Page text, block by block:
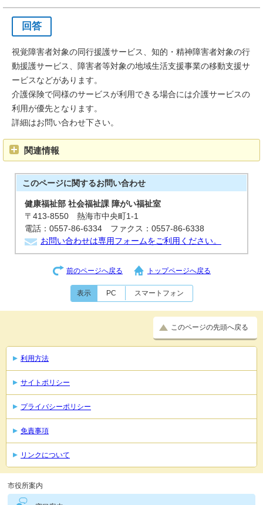
回答
視覚障害者対象の同行援護サービス、知的・精神障害者対象の行
動援護サービス、障害者等対象の地域生活支援事業の移動支援サ
ービスなどがあります。
介護保険で同様のサービスが利用できる場合には介護サービスの
利用が優先となります。
詳細はお問い合わせ下さい。
関連情報
このページに関するお問い合わせ
健康福祉部 社会福祉課 障がい福祉室
〒413-8550 熱海市中央町1-1
電話：0557-86-6334 ファクス：0557-86-6338
お問い合わせは専用フォームをご利用ください。
前のページへ戻る トップページへ戻る
表示 PC スマートフォン
このページの先頭へ戻る
利用方法
サイトポリシー
プライバシーポリシー
免責事項
リンクについて
市役所案内